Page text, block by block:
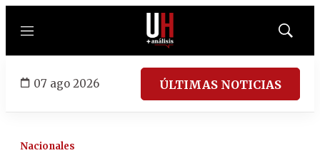
Menú
Mostrar
07 ago 2026 ÚLTIMAS NOTICIAS
Nacionales